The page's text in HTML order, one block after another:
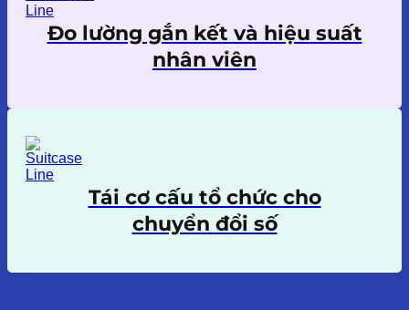
Đo lường gắn kết và hiệu suất
nhân viên
Tái cơ cấu tổ chức cho
chuyển đổi số